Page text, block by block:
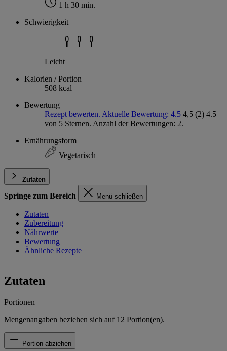
1 h 30 min.
Schwierigkeit
Leicht
Kalorien / Portion
508 kcal
Bewertung
Rezept bewerten. Aktuelle Bewertung: 4.5 4,5 (2) 4.5
von 5 Sternen. Anzahl der Bewertungen: 2.
Ernährungsform
Vegetarisch
Zutaten
Springe zum Bereich Menü schließen
Zutaten
Zubereitung
Nährwerte
Bewertung
Ähnliche Rezepte
Zutaten
Portionen
Mengenangaben beziehen sich auf 12 Portion(en).
Portion abziehen